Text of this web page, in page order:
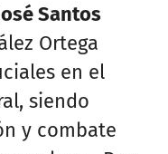
Santos
Ortega
en el
siendo
y combate